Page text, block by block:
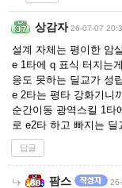
상감자 26-07-07
설계 자체는 평이한 암
e 1타에 q 표식 터지는
응도 못하는 딜교가 성
e 2타는 평타 강화기니
순간이동 광역스킬 1타
로 e2타 하고 빠지는 딜
답글
팜스